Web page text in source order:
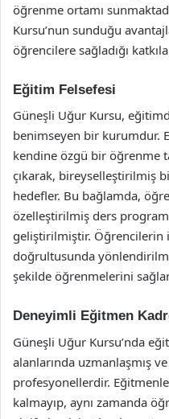
öğrenme ortamı
Kursu’nun sunduğu
öğrencilere sağladığı
Eğitim Felsefesi
Güneşli Uğur Kursu,
benimseyen bir kurumdur.
kendine özgü bir öğrenme
çıkarak, bireyselleştirilmiş
hedefler. Bu bağlamda,
özelleştirilmiş ders
geliştirilmiştir. Öğrencilerin
doğrultusunda
şekilde öğrenmelerini
Deneyimli Eğitmen
Güneşli Uğur Kursu’nda
alanlarında uzmanlaşmış
profesyonellerdir.
kalmayıp, aynı zamanda